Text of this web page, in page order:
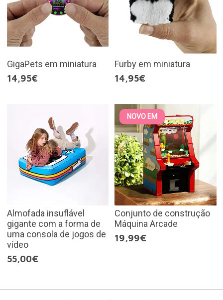
GigaPets em miniatura
14,95€
Furby em miniatura
14,95€
Almofada insuflável
gigante com a forma de
uma consola de jogos de
vídeo
55,00€
NOVO EM
Conjunto de construção
Máquina Arcade
19,99€